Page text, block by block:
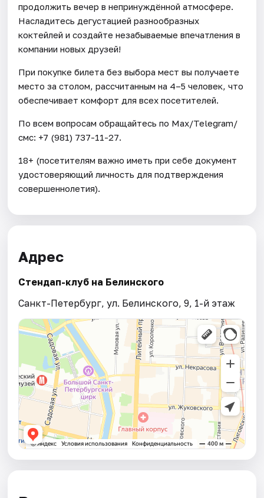
продолжить вечер в непринуждённой атмосфере.
Насладитесь дегустацией разнообразных
коктейлей и создайте незабываемые впечатления в
компании новых друзей!
При покупке билета без выбора мест вы получаете
место за столом, рассчитанным на 4–5 человек, что
обеспечивает комфорт для всех посетителей.
По всем вопросам обращайтесь по Max/Telegram/
смс: +7 (981) 737-11-27.
18+ (посетителям важно иметь при себе документ
удостоверяющий личность для подтверждения
совершеннолетия).
Адрес
Стендап-клуб на Белинского
Санкт-Петербург, ул. Белинского, 9, 1-й этаж